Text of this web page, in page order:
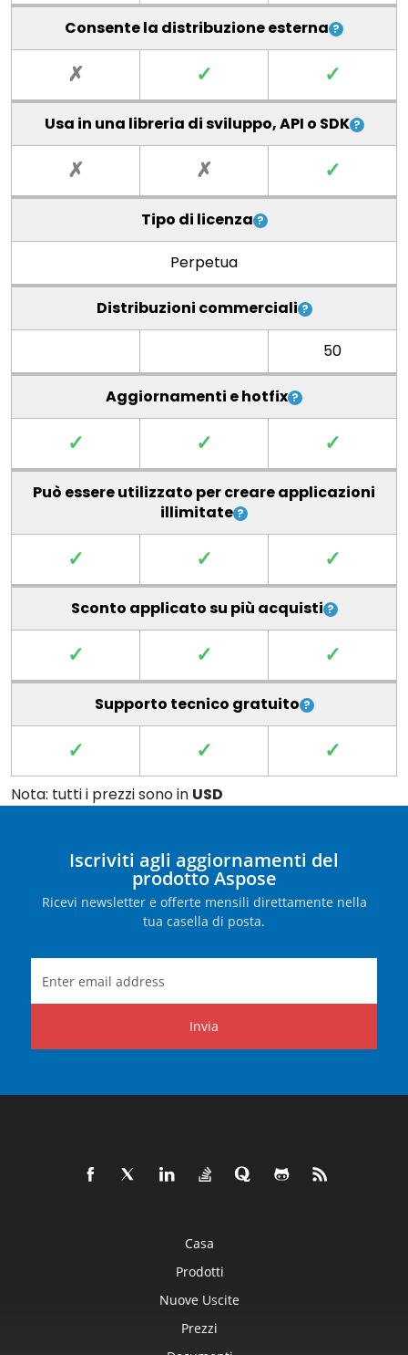
Consente la distribuzione esterna
✗ ✓ ✓
Usa in una libreria di sviluppo, API o SDK
✗ ✗ ✓
Tipo di licenza
Perpetua
Distribuzioni commerciali
50
Aggiornamenti e hotfix
✓ ✓ ✓
Può essere utilizzato per creare applicazioni
illimitate
✓ ✓ ✓
Sconto applicato su più acquisti
✓ ✓ ✓
Supporto tecnico gratuito
✓ ✓ ✓
Nota: tutti i prezzi sono in USD
Iscriviti agli aggiornamenti del
prodotto Aspose
Ricevi newsletter e offerte mensili direttamente nella
tua casella di posta.
Invia
Casa
Prodotti
Nuove Uscite
Prezzi